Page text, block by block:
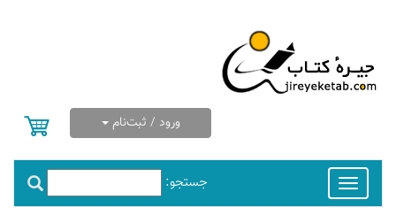
ورود / ثبت‌نام
جستجو:
Toggle
navigation